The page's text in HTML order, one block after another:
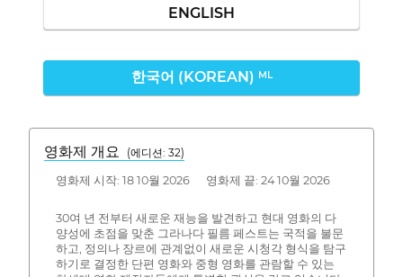
ENGLISH
한국어 (KOREAN) ML
영화제 개요 (에디션: 32)
영화제 시작: 18 10월 2026 영화제 끝: 24 10월 2026
30여 년 전부터 새로운 재능을 발견하고 현대 영화의 다
양성에 초점을 맞춘 그라나다 필름 페스트는 국적을 불문
하고, 정의나 장르에 관계없이 새로운 시청각 형식을 탐구
하기로 결정한 단편 영화와 중형 영화를 관람할 수 있는